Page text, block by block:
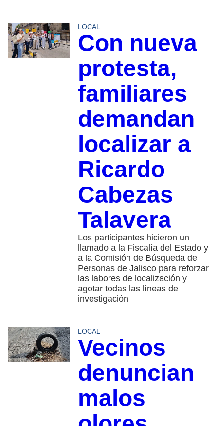
LOCAL
Con nueva
protesta,
familiares
demandan
localizar a
Ricardo
Cabezas
Talavera
Los participantes hicieron un
llamado a la Fiscalía del Estado y
a la Comisión de Búsqueda de
Personas de Jalisco para reforzar
las labores de localización y
agotar todas las líneas de
investigación
LOCAL
Vecinos
denuncian
malos